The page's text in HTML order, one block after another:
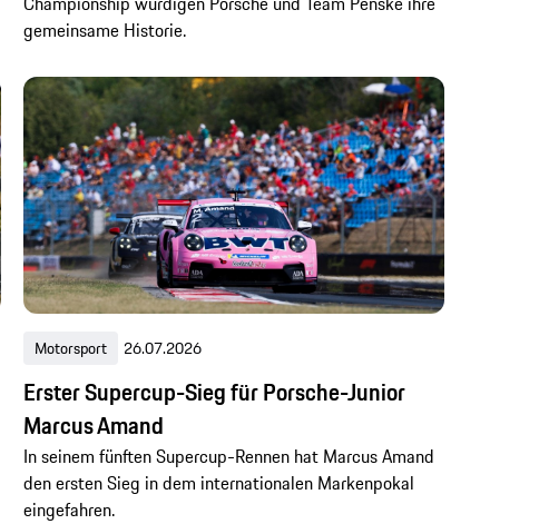
gemeinsame Historie.
Motorsport 26.07.2026
Erster Supercup-Sieg für Porsche-Junior
Marcus Amand
In seinem fünften Supercup-Rennen hat Marcus Amand
den ersten Sieg in dem internationalen Markenpokal
eingefahren.